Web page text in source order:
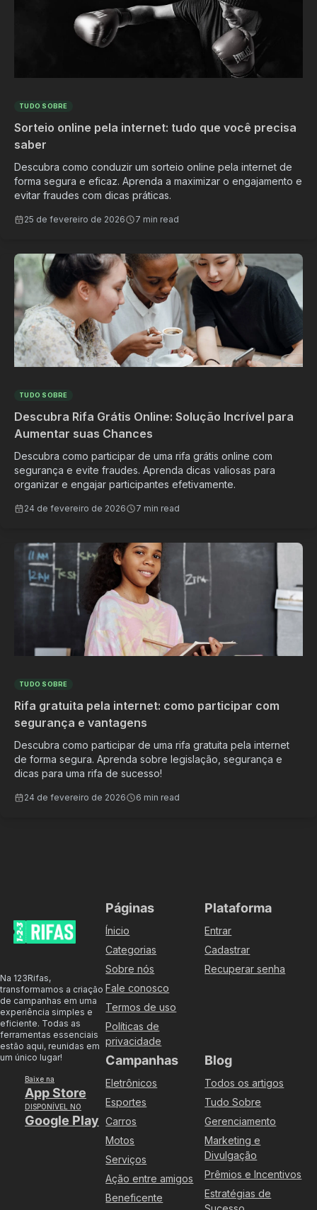
TUDO SOBRE
Sorteio online pela internet: tudo que você precisa
saber
Descubra como conduzir um sorteio online pela internet de
forma segura e eficaz. Aprenda a maximizar o engajamento e
evitar fraudes com dicas práticas.
25 de fevereiro de 2026 7 min read
TUDO SOBRE
Descubra Rifa Grátis Online: Solução Incrível para
Aumentar suas Chances
Descubra como participar de uma rifa grátis online com
segurança e evite fraudes. Aprenda dicas valiosas para
organizar e engajar participantes efetivamente.
24 de fevereiro de 2026 7 min read
TUDO SOBRE
Rifa gratuita pela internet: como participar com
segurança e vantagens
Descubra como participar de uma rifa gratuita pela internet
de forma segura. Aprenda sobre legislação, segurança e
dicas para uma rifa de sucesso!
24 de fevereiro de 2026 6 min read
Na 123Rifas,
transformamos a criação
de campanhas em uma
experiência simples e
eficiente. Todas as
ferramentas essenciais
estão aqui, reunidas em
um único lugar!
Baixe na
App Store
DISPONÍVEL NO
Google Play
Páginas
Ínicio
Categorias
Sobre nós
Fale conosco
Termos de uso
Políticas de
privacidade
Plataforma
Entrar
Cadastrar
Recuperar senha
Campanhas
Eletrônicos
Esportes
Carros
Motos
Serviços
Ação entre amigos
Beneficente
Blog
Todos os artigos
Tudo Sobre
Gerenciamento
Marketing e
Divulgação
Prêmios e Incentivos
Estratégias de